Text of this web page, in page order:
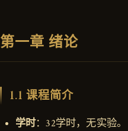
第一章 绪论
1.1 课程简介
学时：32学时，无实验。